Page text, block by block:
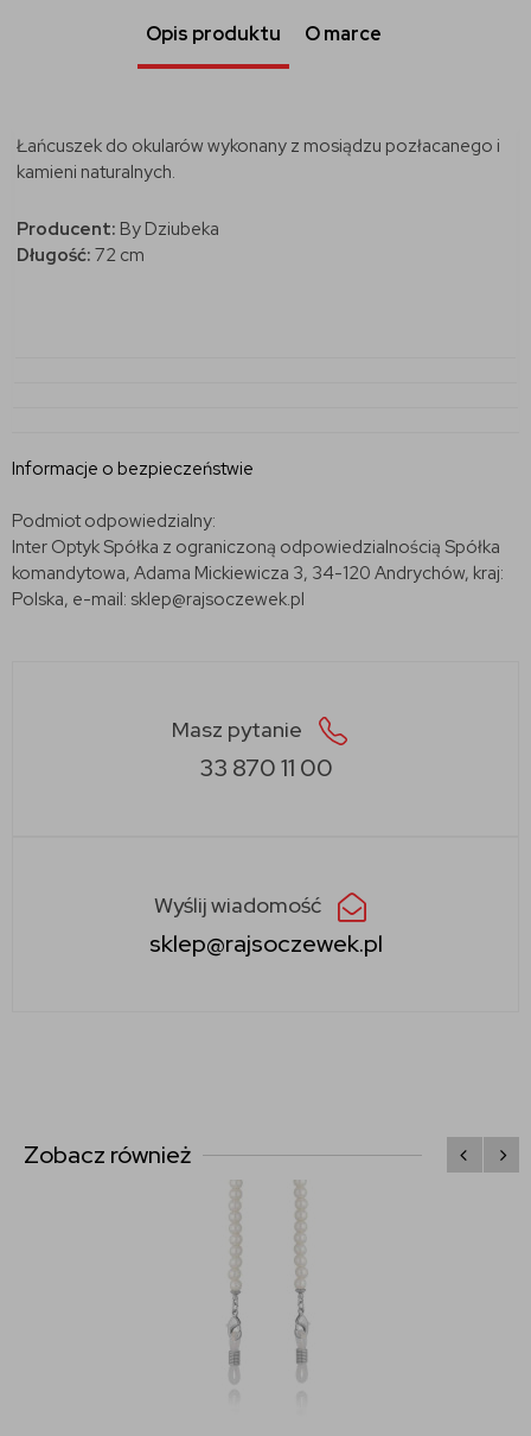
Opis produktu O marce
Łańcuszek do okularów wykonany z mosiądzu pozłacanego i
kamieni naturalnych.
Producent: By Dziubeka
Długość: 72 cm
Informacje o bezpieczeństwie
Podmiot odpowiedzialny:
Inter Optyk Spółka z ograniczoną odpowiedzialnością Spółka
komandytowa, Adama Mickiewicza 3, 34-120 Andrychów, kraj:
Polska, e-mail: sklep@rajsoczewek.pl
Masz pytanie
33 870 11 00
Wyślij wiadomość
sklep@rajsoczewek.pl
Zobacz również